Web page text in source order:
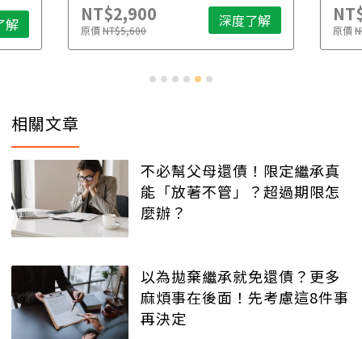
解 NT$2,900
原價NT$5,600 深度了解 原價
相關文章
不必幫父母還債！限定繼承真
能「放著不管」？超過期限怎
麼辦？
以為拋棄繼承就免還債？更多
麻煩事在後面！先考慮這8件事
再決定